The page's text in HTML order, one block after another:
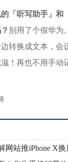
「听写助手」和
别用了个假华为
转换成文本，会
！再也不用手动
网站推iPhone X